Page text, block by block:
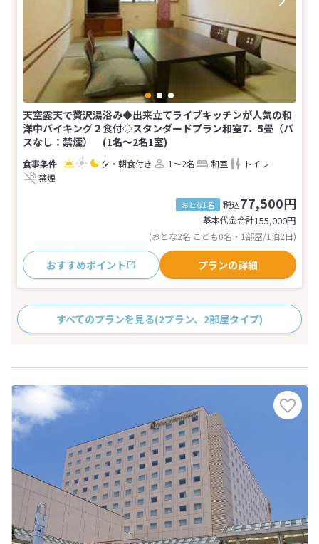
天空露天で贅沢湯浴み◆出来立てライブキッチンが人気の和
洋中バイキング２食付◇スタンダードプラン和室7．5畳（バ
スなし：禁煙） (1名～2名1室)
夕・朝食付き 1～2名 和室
トイレ
禁煙
おとな1名 税込77,500円
基本代金合計155,000円
(おとな2名 こども0名・1部屋/1泊2日)
おすすめポイント プランの詳細
すべてのプランを見る(2プラン、2部屋タイプ)